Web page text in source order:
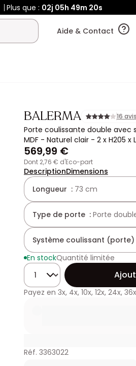
Plus que : 02j 05h 49m 20s
Aide & Contact
BALERMA 16 avis
Porte coulissante double avec
MDF - Naturel clair - 2 x H205 x
569,99 €
dont 2,76 € d'Eco-part
DescriptionDimensions
Longueur : 73 cm
Type de porte : Porte
Système coulissant
En stockQuantité limitée
Quantité
Payez en 3x, 4x, 10x, 12x, 24x,
Réf. 3363022